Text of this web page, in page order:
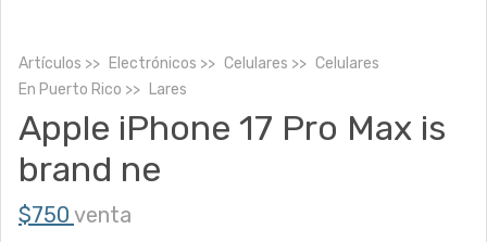
Artículos Electrónicos Celulares
Celulares
En Puerto Rico Lares
Apple iPhone 17 Pro Max is
brand ne
$750 venta